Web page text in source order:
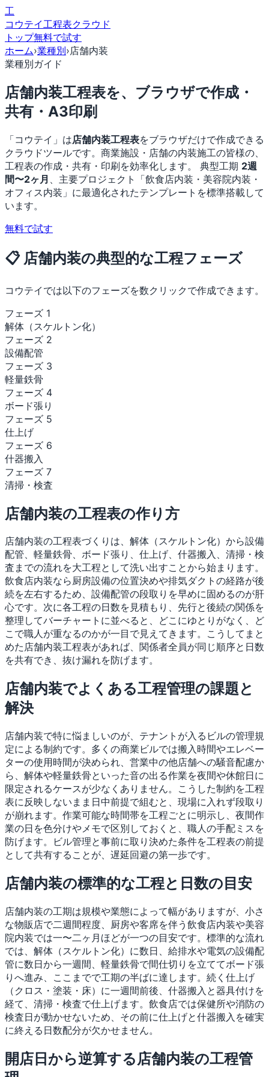
工
コウテイ工程表クラウド
トップ無料で試す
ホーム›業種別›店舗内装
業種別ガイド
店舗内装工程表を、ブラウザで作成・
共有・A3印刷
「コウテイ」は店舗内装工程表をブラウザだけで作成できる
クラウドツールです。商業施設・店舗の内装施工の皆様の、
工程表の作成・共有・印刷を効率化します。 典型工期 2週
間〜2ヶ月
、主要プロジェクト「飲食店内装・美容院内装・
オフィス内装」に最適化されたテンプレートを標準搭載して
います。
無料で試す
📋 店舗内装の典型的な工程フェーズ
コウテイでは以下のフェーズを数クリックで作成できます。
フェーズ 1
解体（スケルトン化）
フェーズ 2
設備配管
フェーズ 3
軽量鉄骨
フェーズ 4
ボード張り
フェーズ 5
仕上げ
フェーズ 6
什器搬入
フェーズ 7
清掃・検査
店舗内装の工程表の作り方
店舗内装の工程表づくりは、解体（スケルトン化）から設備
配管、軽量鉄骨、ボード張り、仕上げ、什器搬入、清掃・検
査までの流れを大工程として洗い出すことから始まります。
飲食店内装なら厨房設備の位置決めや排気ダクトの経路が後
続を左右するため、設備配管の段取りを早めに固めるのが肝
心です。次に各工程の日数を見積もり、先行と後続の関係を
整理してバーチャートに並べると、どこにゆとりがなく、ど
こで職人が重なるのかが一目で見えてきます。こうしてまと
めた店舗内装工程表があれば、関係者全員が同じ順序と日数
を共有でき、抜け漏れを防げます。
店舗内装でよくある工程管理の課題と
解決
店舗内装で特に悩ましいのが、テナントが入るビルの管理規
定による制約です。多くの商業ビルでは搬入時間やエレベー
ターの使用時間が決められ、営業中の他店舗への騒音配慮か
ら、解体や軽量鉄骨といった音の出る作業を夜間や休館日に
限定されるケースが少なくありません。こうした制約を工程
表に反映しないまま日中前提で組むと、現場に入れず段取り
が崩れます。作業可能な時間帯を工程ごとに明示し、夜間作
業の日を色分けやメモで区別しておくと、職人の手配ミスを
防げます。ビル管理と事前に取り決めた条件を工程表の前提
として共有することが、遅延回避の第一歩です。
店舗内装の標準的な工程と日数の目安
店舗内装の工期は規模や業態によって幅がありますが、小さ
な物販店で二週間程度、厨房や客席を伴う飲食店内装や美容
院内装では一〜二ヶ月ほどが一つの目安です。標準的な流れ
では、解体（スケルトン化）に数日、給排水や電気の設備配
管に数日から一週間、軽量鉄骨で間仕切りを立ててボード張
りへ進み、ここまでで工期の半ばに達します。続く仕上げ
（クロス・塗装・床）に一週間前後、什器搬入と器具付けを
経て、清掃・検査で仕上げます。飲食店では保健所や消防の
検査日が動かせないため、その前に仕上げと什器搬入を確実
に終える日数配分が欠かせません。
開店日から逆算する店舗内装の工程管